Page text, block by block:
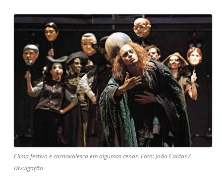
Clima festivo e carnavalesco em algumas cenas. Foto: João Caldas /
Divulgação